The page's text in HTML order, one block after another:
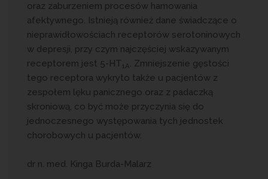
oraz zaburzeniem procesów hamowania
afektywnego. Istnieją również dane świadczące o
nieprawidłowościach receptorów serotoninowych
w depresji, przy czym najczęściej wskazywanym
receptorem jest 5-HT1A. Zmniejszenie gęstości
tego receptora wykryto także u pacjentów z
zespołem lęku panicznego oraz z padaczką
skroniową, co być może przyczynia się do
jednoczesnego występowania tych jednostek
chorobowych u pacjentów.
dr n. med. Kinga Burda-Malarz